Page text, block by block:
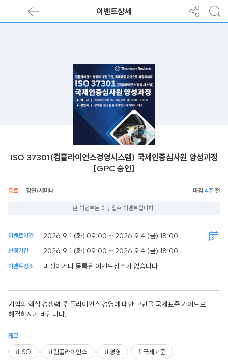
이벤트상세
ISO 37301(컴플라이언스경영시스템) 국제인증심사원 양성과정
[GPC 승인]
유료 강연/세미나 4주
본 이벤트는 외부접수 이벤트입니다.
이벤트기간 2026.9.1 (화) 09:00 ~ 2026.9.4 (금) 18:00
신청기간 2026.9.1 (화) 09:00 ~ 2026.9.4 (금) 18:00
이벤트장소 미정이거나 등록된 이벤트장소가 없습니다
기업의 핵심 경쟁력, 컴플라이언스 경영에 대한 고민을 국제표준 가이드로
해결하시기 바랍니다.
태그
#ISO #컴플라이언스 #경영 #국제표준